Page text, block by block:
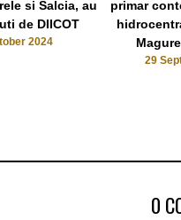
si Salcia, au
de DIICOT
2024
primar
29
0